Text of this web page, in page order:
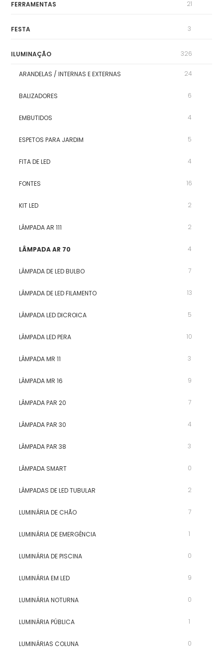
FERRAMENTAS 21
FESTA 3
ILUMINAÇÃO 326
ARANDELAS / INTERNAS E EXTERNAS 24
BALIZADORES 6
EMBUTIDOS 4
ESPETOS PARA JARDIM 5
FITA DE LED 4
FONTES 16
KIT LED 2
LÂMPADA AR 111 2
LÂMPADA AR 70 4
LÂMPADA DE LED BULBO 7
LÂMPADA DE LED FILAMENTO 13
LÂMPADA LED DICROICA 5
LÂMPADA LED PERA 10
LÂMPADA MR 11 3
LÂMPADA MR 16 9
LÂMPADA PAR 20 7
LÂMPADA PAR 30 4
LÂMPADA PAR 38 3
LÂMPADA SMART 0
LÂMPADAS DE LED TUBULAR 2
LUMINÁRIA DE CHÃO 7
LUMINÁRIA DE EMERGÊNCIA 1
LUMINÁRIA DE PISCINA 0
LUMINÁRIA EM LED 9
LUMINÁRIA NOTURNA 0
LUMINÁRIA PÚBLICA 1
LUMINÁRIAS COLUNA 0